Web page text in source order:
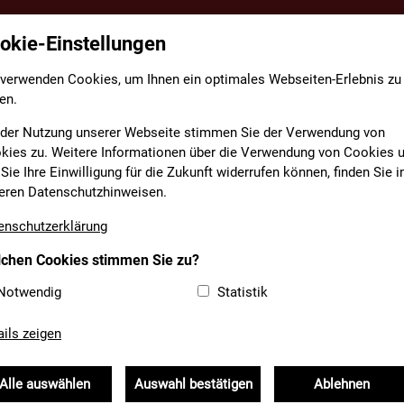
FACHBEREICHE
MARKT KIRCHSEEON
info@hallenbad-
kirchseeon.de
Einstellungen
Cookies, um Ihnen ein optimales Webseiten-Erlebnis zu
Nutzung unserer Webseite stimmen Sie der Verwendung von
zu. Weitere Informationen über die Verwendung von Cookies
Ihre Einwilligung für die Zukunft widerrufen können, finden Sie
Datenschutzhinweisen.
Cookies stimmen Sie zu?
Statistik
zeigen
Alle auswählen Auswahl bestätigen Ablehnen